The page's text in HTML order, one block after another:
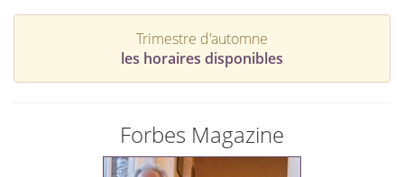
Trimestre d'automne
les horaires disponibles
Forbes Magazine